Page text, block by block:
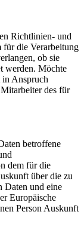
Richtlinien- und
für die Verarbeitung
ob sie
werden. Möchte
in Anspruch
des für
betroffene
dem für die
über die zu
Daten und eine
Europäische
Person Auskunft